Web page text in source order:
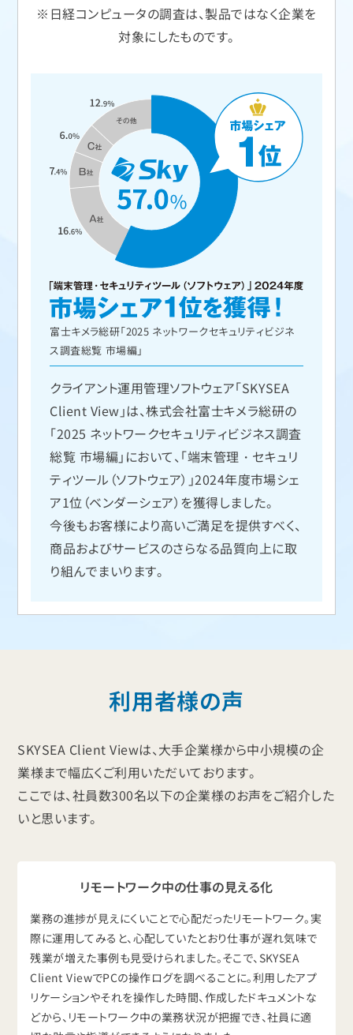
※日経コンピュータの調査は、製品ではなく企業を
対象にしたものです。
富士キメラ総研「2025 ネットワークセキュリティビジネ
ス調査総覧 市場編」
クライアント運用管理ソフトウェア「SKYSEA
Client View」は、株式会社富士キメラ総研の
「2025 ネットワークセキュリティビジネス調査
総覧 市場編」において、「端末管理・セキュリ
ティツール（ソフトウェア）」2024年度市場シェ
ア1位（ベンダーシェア）を獲得しました。
今後もお客様により高いご満足を提供すべく、
商品およびサービスのさらなる品質向上に取
り組んでまいります。
利用者様の声
SKYSEA Client Viewは、大手企業様から中小規模の企
業様まで幅広くご利用いただいております。
ここでは、社員数300名以下の企業様のお声をご紹介した
いと思います。
リモートワーク中の仕事の見える化
業務の進捗が見えにくいことで心配だったリモートワーク。実
際に運用してみると、心配していたとおり仕事が遅れ気味で
残業が増えた事例も見受けられました。そこで、SKYSEA
Client ViewでPCの操作ログを調べることに。利用したアプ
リケーションやそれを操作した時間、作成したドキュメントな
どから、リモートワーク中の業務状況が把握でき、社員に適